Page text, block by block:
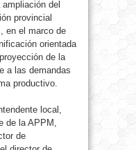
del
provincial
en el marco de
orientada
de la
a las demandas
productivo.
local,
de la APPM,
de